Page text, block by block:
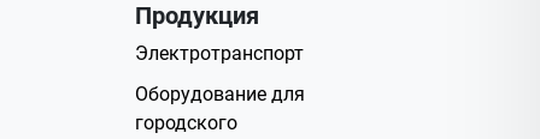
Продукция
Электротранспорт
Оборудование для
городского